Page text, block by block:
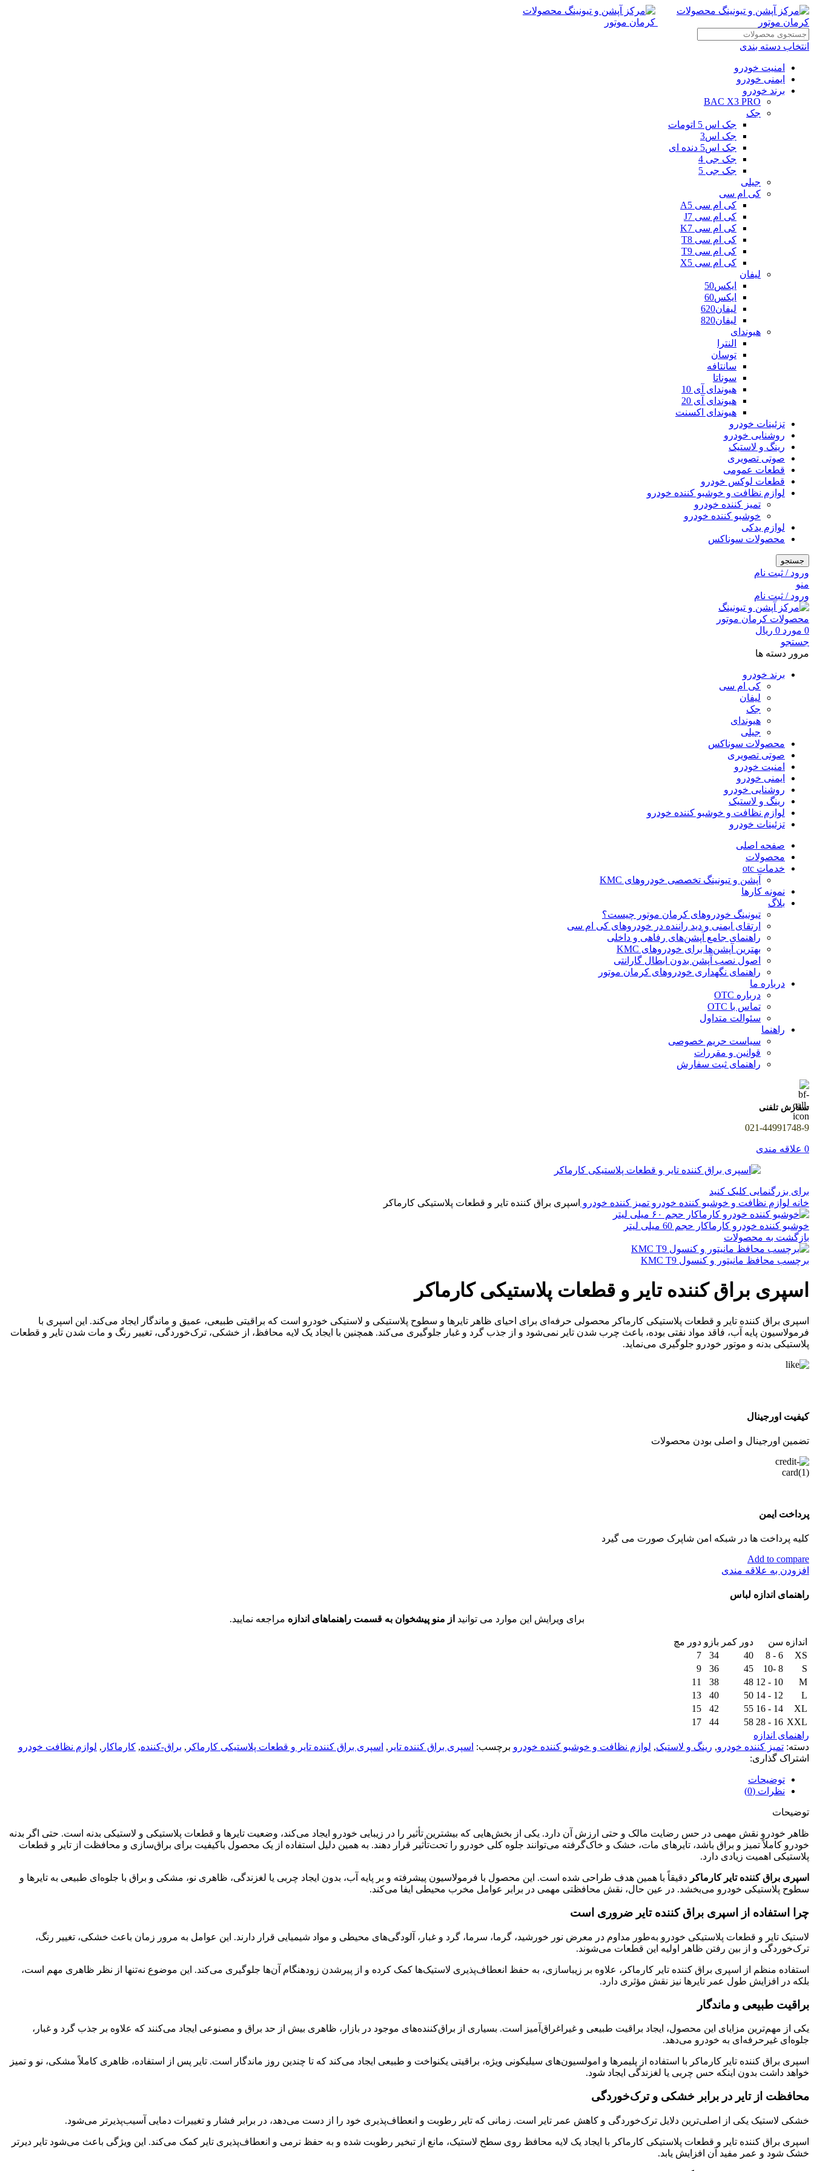
انتخاب دسته بندی
امنیت خودرو
ایمنی خودرو
برند خودرو
BAC X3 PRO
جک
جک اس 5 اتومات
جک اس3
جک اس5 دنده ای
جک جی 4
جک جی 5
جیلی
کی ام سی
کی ام سی A5
کی ام سی J7
کی ام سی K7
کی ام سی T8
کی ام سی T9
کی ام سی X5
لیفان
ایکس50
ایکس60
لیفان620
لیفان820
هیوندای
النترا
توسان
سانتافه
سوناتا
هیوندای آی 10
هیوندای آی 20
هیوندای اکسنت
تزئینات خودرو
روشنایی خودرو
رینگ و لاستیک
صوتی تصویری
قطعات عمومی
قطعات لوکس خودرو
لوازم نظافت و خوشبو کننده خودرو
تمیز کننده خودرو
خوشبو کننده خودرو
لوازم یدکی
محصولات سوناکس
جستجو
ورود / ثبت نام
منو
ورود / ثبت نام
0 مورد 0 ریال
جستجو
مرور دسته ها
برند خودرو
کی ام سی
لیفان
جک
هیوندای
جیلی
محصولات سوناکس
صوتی تصویری
امنیت خودرو
ایمنی خودرو
روشنایی خودرو
رینگ و لاستیک
لوازم نظافت و خوشبو کننده خودرو
تزئینات خودرو
صفحه اصلی
محصولات
خدمات otc
آپشن و تیونینگ تخصصی خودروهای KMC
نمونه کارها
بلاگ
تیونینگ خودروهای کرمان موتور چیست؟
ارتقای ایمنی و دید راننده در خودروهای کی ام سی
راهنمای جامع آپشن‌های رفاهی و داخلی
بهترین آپشن‌ها برای خودروهای KMC
اصول نصب آپشن بدون ابطال گارانتی
راهنمای نگهداری خودروهای کرمان موتور
درباره ما
درباره OTC
تماس با OTC
سئوالت متداول
راهنما
سیاست حریم خصوصی
قوانین و مقررات
راهنمای ثبت سفارش
سفارش تلفنی
021-44991748-9
0 علاقه مندی
برای بزرگنمایی کلیک کنید
خانه لوازم نظافت و خوشبو کننده خودرو تمیز کننده خودرو اسپری براق کننده تایر و قطعات پلاستیکی کارماکر
خوشبو كننده خودرو کارماکار حجم 60 ميلی ليتر
بازگشت به محصولات
برچسب محافظ مانیتور و کنسول KMC T9
اسپری براق کننده تایر و قطعات پلاستیکی کارماکر
اسپری براق کننده تایر و قطعات پلاستیکی کارماکر محصولی حرفه‌ای برای احیای ظاهر تایرها و سطوح پلاستیکی و لاستیکی خودرو است که براقیتی طبیعی، عمیق و ماندگار ایجاد می‌کند. این اسپری با
فرمولاسیون پایه آب، فاقد مواد نفتی بوده، باعث چرب شدن تایر نمی‌شود و از جذب گرد و غبار جلوگیری می‌کند. همچنین با ایجاد یک لایه محافظ، از خشکی، ترک‌خوردگی، تغییر رنگ و مات شدن تایر و قطعات
پلاستیکی بدنه و موتور خودرو جلوگیری می‌نماید.
کیفیت اورجینال
تضمین اورجینال و اصلی بودن محصولات
پرداخت ایمن
کلیه پرداخت ها در شبکه امن شاپرک صورت می گیرد
Add to compare
افزودن به علاقه مندی
راهنمای اندازه لباس
برای ویرایش این موارد می توانید از منو پیشخوان به قسمت راهنماهای اندازه مراجعه نمایید.
اندازه سن دور کمر بازو دور مچ
XS
6 - 8
40
34
7
S
8 -10
45
36
9
M
10 - 12
48
38
11
L
12 - 14
50
40
13
XL
14 - 16
55
42
15
XXL
16 - 28
58
44
17
راهنمای اندازه
دسته: تمیز کننده خودرو, رینگ و لاستیک, لوازم نظافت و خوشبو کننده خودرو برچسب: اسپری براق کننده تایر , اسپری براق کننده تایر و قطعات پلاستیکی کارماکر , براق-کننده, کارماکار , لوازم نظافت خودرو
اشتراک گذاری:
توضیحات
نظرات (0)
توضیحات
ظاهر خودرو نقش مهمی در حس رضایت مالک و حتی ارزش آن دارد. یکی از بخش‌هایی که بیشترین تأثیر را در زیبایی خودرو ایجاد می‌کند، وضعیت تایرها و قطعات پلاستیکی و لاستیکی بدنه است. حتی اگر بدنه
خودرو کاملاً تمیز و براق باشد، تایرهای مات، خشک و خاک‌گرفته می‌توانند جلوه کلی خودرو را تحت‌تأثیر قرار دهند. به همین دلیل استفاده از یک محصول باکیفیت برای براق‌سازی و محافظت از تایر و قطعات
پلاستیکی اهمیت زیادی دارد.
اسپری براق کننده تایر کارماکر دقیقاً با همین هدف طراحی شده است. این محصول با فرمولاسیون پیشرفته و بر پایه آب، بدون ایجاد چربی یا لغزندگی، ظاهری نو، مشکی و براق با جلوه‌ای طبیعی به تایرها و
سطوح پلاستیکی خودرو می‌بخشد. در عین حال، نقش محافظتی مهمی در برابر عوامل مخرب محیطی ایفا می‌کند.
چرا استفاده از اسپری براق کننده تایر ضروری است
لاستیک تایر و قطعات پلاستیکی خودرو به‌طور مداوم در معرض نور خورشید، گرما، سرما، گرد و غبار، آلودگی‌های محیطی و مواد شیمیایی قرار دارند. این عوامل به مرور زمان باعث خشکی، تغییر رنگ،
ترک‌خوردگی و از بین رفتن ظاهر اولیه این قطعات می‌شوند.
استفاده منظم از اسپری براق کننده تایر کارماکر، علاوه بر زیباسازی، به حفظ انعطاف‌پذیری لاستیک‌ها کمک کرده و از پیرشدن زودهنگام آن‌ها جلوگیری می‌کند. این موضوع نه‌تنها از نظر ظاهری مهم است،
بلکه در افزایش طول عمر تایرها نیز نقش مؤثری دارد.
براقیت طبیعی و ماندگار
یکی از مهم‌ترین مزایای این محصول، ایجاد براقیت طبیعی و غیراغراق‌آمیز است. بسیاری از براق‌کننده‌های موجود در بازار، ظاهری بیش از حد براق و مصنوعی ایجاد می‌کنند که علاوه بر جذب گرد و غبار،
جلوه‌ای غیرحرفه‌ای به خودرو می‌دهد.
اسپری براق کننده تایر کارماکر با استفاده از پلیمرها و امولسیون‌های سیلیکونی ویژه، براقیتی یکنواخت و طبیعی ایجاد می‌کند که تا چندین روز ماندگار است. تایر پس از استفاده، ظاهری کاملاً مشکی، نو و تمیز
خواهد داشت بدون اینکه حس چربی یا لغزندگی ایجاد شود.
محافظت از تایر در برابر خشکی و ترک‌خوردگی
خشکی لاستیک یکی از اصلی‌ترین دلایل ترک‌خوردگی و کاهش عمر تایر است. زمانی که تایر رطوبت و انعطاف‌پذیری خود را از دست می‌دهد، در برابر فشار و تغییرات دمایی آسیب‌پذیرتر می‌شود.
اسپری براق کننده تایر و قطعات پلاستیکی کارماکر با ایجاد یک لایه محافظ روی سطح لاستیک، مانع از تبخیر رطوبت شده و به حفظ نرمی و انعطاف‌پذیری تایر کمک می‌کند. این ویژگی باعث می‌شود تایر دیرتر
خشک شود و عمر مفید آن افزایش یابد.